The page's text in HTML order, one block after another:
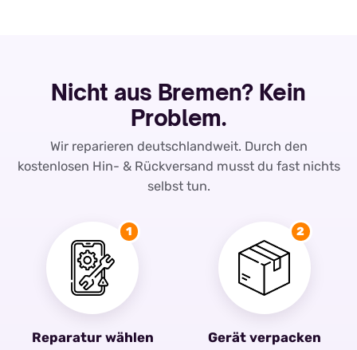
Nicht aus Bremen? Kein
Problem.
Wir reparieren deutschlandweit. Durch den
kostenlosen Hin- & Rückversand musst du fast nichts
selbst tun.
1
Reparatur wählen
2
Gerät verpacken